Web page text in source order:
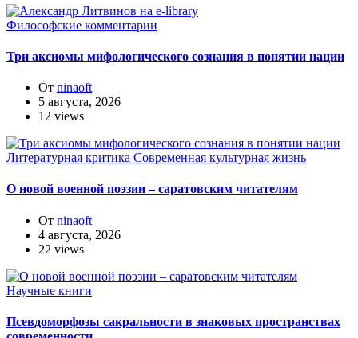
Философские комментарии
Три аксиомы мифологического сознания в понятии нации
От ninaoft
5 августа, 2026
12 views
Литературная критика Современная культурная жизнь
О новой военной поэзии – саратовским читателям
От ninaoft
4 августа, 2026
22 views
Научные книги
Псевдоморфозы сакральности в знаковых пространствах